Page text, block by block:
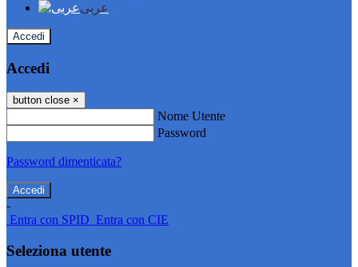
عربى
Accedi
Accedi
button close ×
Nome Utente
Password
Password dimenticata?
-
Entra con SPID Entra con CIE
Seleziona utente